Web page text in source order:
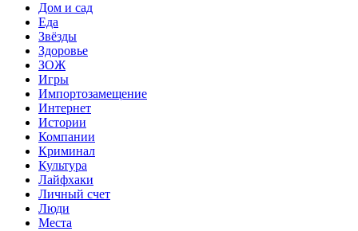
Дом и сад
Еда
Звёзды
Здоровье
ЗОЖ
Игры
Импортозамещение
Интернет
Истории
Компании
Криминал
Культура
Лайфхаки
Личный счет
Люди
Места